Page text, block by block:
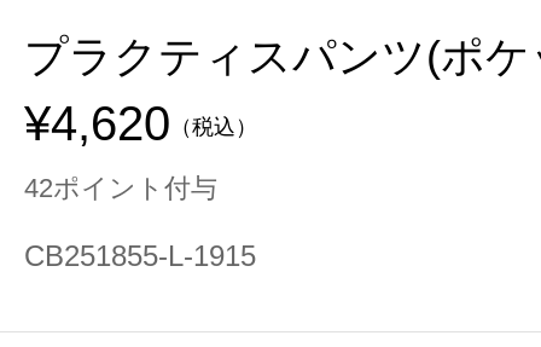
プラクティスパンツ(ポ
¥4,620 （税込）
42ポイント付与
CB251855-L-1915